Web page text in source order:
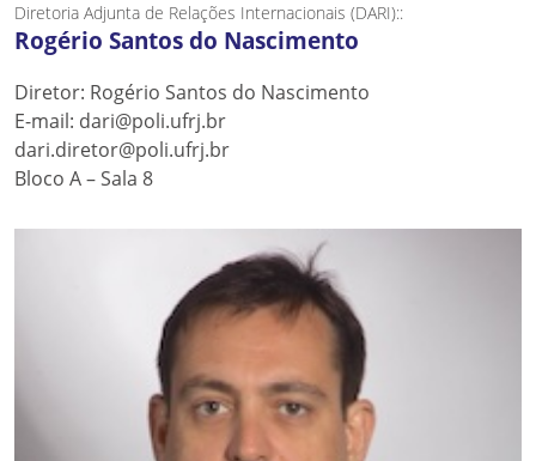
Diretoria Adjunta de Relações Internacionais (DARI)::
Rogério Santos do Nascimento
Diretor: Rogério Santos do Nascimento
E-mail: dari@poli.ufrj.br
dari.diretor@poli.ufrj.br
Bloco A – Sala 8